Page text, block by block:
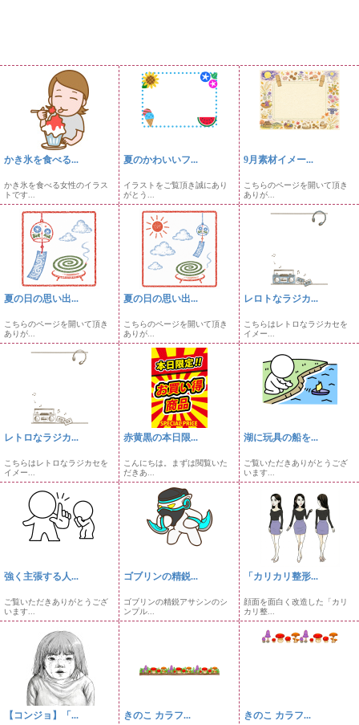
かき氷を食べる...
かき氷を食べる女性のイラス
トです...
夏のかわいいフ...
イラストをご覧頂き誠にあり
がとう...
9月素材イメー...
こちらのページを開いて頂き
ありが...
夏の日の思い出...
こちらのページを開いて頂き
ありが...
夏の日の思い出...
こちらのページを開いて頂き
ありが...
レロトなラジカ...
こちらはレトロなラジカセを
イメー...
レトロなラジカ...
こちらはレトロなラジカセを
イメー...
赤黄黒の本日限...
こんにちは。まずは閲覧いた
だきあ...
湖に玩具の船を...
ご覧いただきありがとうござ
います...
強く主張する人...
ご覧いただきありがとうござ
います...
ゴブリンの精鋭...
ゴブリンの精鋭アサシンのシ
ンプル...
「カリカリ整形...
顔面を面白く改造した「カリ
カリ整...
【コンジョ】「... きのこ カラフ... きのこ カラフ...